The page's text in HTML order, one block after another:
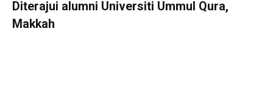
Diterajui alumni Universiti Ummul Qura,
Makkah